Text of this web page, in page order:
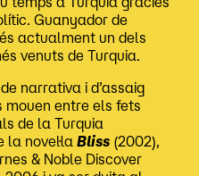
Guanyador de
actualment un dels
venuts de Turquia.
narrativa i d’assaig
mouen entre els fets
de la Turquia
la novel·laBliss (2002),
& Noble Discover